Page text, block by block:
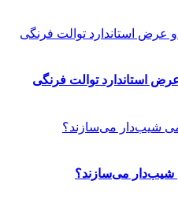
استاندارد توالت فرنگی
شیب‌دار می‌سازند؟